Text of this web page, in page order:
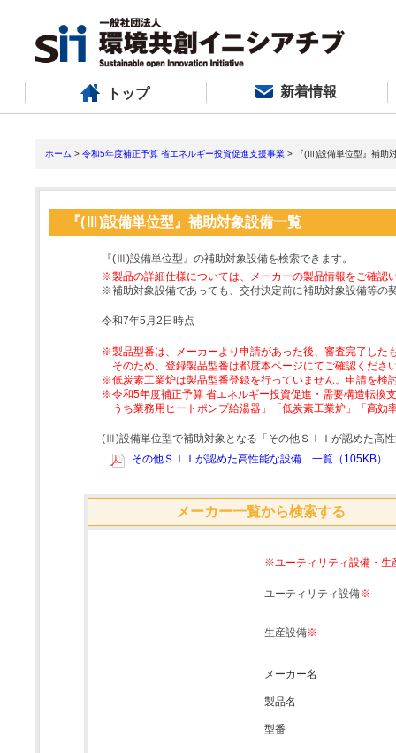
トップ 新着情報
ホーム > 令和5年度補正予算 省エネルギー投資促進支援事業 > 『(Ⅲ)設備単位型』補助
『(Ⅲ)設備単位型』補助対象設備一覧
『(Ⅲ)設備単位型』の補助対象設備を検索できます。
※製品の詳細仕様については、メーカーの製品情報をご確認
※補助対象設備であっても、交付決定前に補助対象設備等の
令和7年5月2日時点
※製品型番は、メーカーより申請があった後、審査完了した
そのため、登録製品型番は都度本ページにてご確認くださ
※低炭素工業炉は製品型番登録を行っていません。申請を検
※令和5年度補正予算 省エネルギー投資促進・需要構造転換
うち業務用ヒートポンプ給湯器」「低炭素工業炉」「高
(Ⅲ)設備単位型で補助対象となる「その他ＳＩＩが認めた高
その他ＳＩＩが認めた高性能な設備 一覧（105KB）
メーカー一覧から検索する
※ユーティリティ設備・生
ユーティリティ設備※
生産設備※
メーカー名
製品名
型番